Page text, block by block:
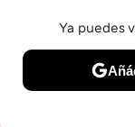
Ya puedes